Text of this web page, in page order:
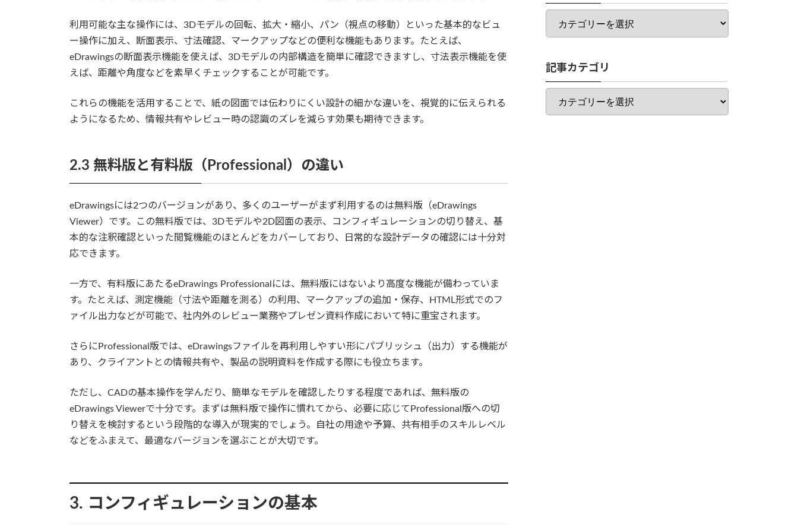
利用可能な主な操作には、3Dモデルの回転、拡大・縮小、パン（視点の移動）といった基本的なビュ
ー操作に加え、断面表示、寸法確認、マークアップなどの便利な機能もあります。たとえば、
eDrawingsの断面表示機能を使えば、3Dモデルの内部構造を簡単に確認できますし、寸法表示機能を使
えば、距離や角度などを素早くチェックすることが可能です。
これらの機能を活用することで、紙の図面では伝わりにくい設計の細かな違いを、視覚的に伝えられる
ようになるため、情報共有やレビュー時の認識のズレを減らす効果も期待できます。
2.3 無料版と有料版（Professional）の違い
eDrawingsには2つのバージョンがあり、多くのユーザーがまず利用するのは無料版（eDrawings
Viewer）です。この無料版では、3Dモデルや2D図面の表示、コンフィギュレーションの切り替え、基
本的な注釈確認といった閲覧機能のほとんどをカバーしており、日常的な設計データの確認には十分対
応できます。
一方で、有料版にあたるeDrawings Professionalには、無料版にはないより高度な機能が備わっていま
す。たとえば、測定機能（寸法や距離を測る）の利用、マークアップの追加・保存、HTML形式でのフ
ァイル出力などが可能で、社内外のレビュー業務やプレゼン資料作成において特に重宝されます。
さらにProfessional版では、eDrawingsファイルを再利用しやすい形にパブリッシュ（出力）する機能が
あり、クライアントとの情報共有や、製品の説明資料を作成する際にも役立ちます。
ただし、CADの基本操作を学んだり、簡単なモデルを確認したりする程度であれば、無料版の
eDrawings Viewerで十分です。まずは無料版で操作に慣れてから、必要に応じてProfessional版への切
り替えを検討するという段階的な導入が現実的でしょう。自社の用途や予算、共有相手のスキルレベル
などをふまえて、最適なバージョンを選ぶことが大切です。
3. コンフィギュレーションの基本
カ
ゴ
一
覧
記事カテゴリ
記
カ